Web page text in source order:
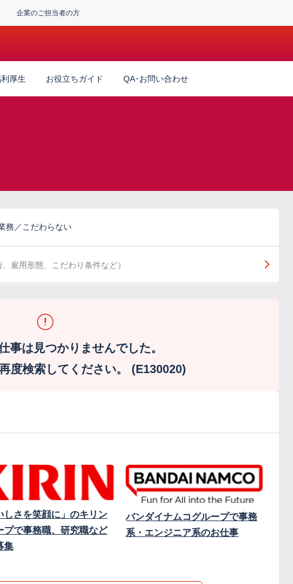
企業のご担当者の方
厚生 お役立ちガイド QA･お問い合わせ
務／こだわらない
、雇用形態、こだわり条件など）
事は見つかりませんでした。
度検索してください。 (E130020)
しさを笑顔に」のキリン
プで事務職、研究職など
集
バンダイナムコグループで事務
系・エンジニア系のお仕事